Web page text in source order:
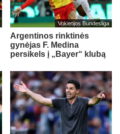
Vokietijos Bundesliga
Argentinos rinktinės
gynėjas F. Medina
persikels į „Bayer“ klubą